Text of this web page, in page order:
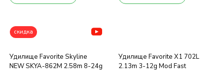
скидка
Удилище Favorite Skyline
NEW SKYA-862M 2.58m 8-24g
Удилище Favorite X1 702L
2.13m 3-12g Mod Fast